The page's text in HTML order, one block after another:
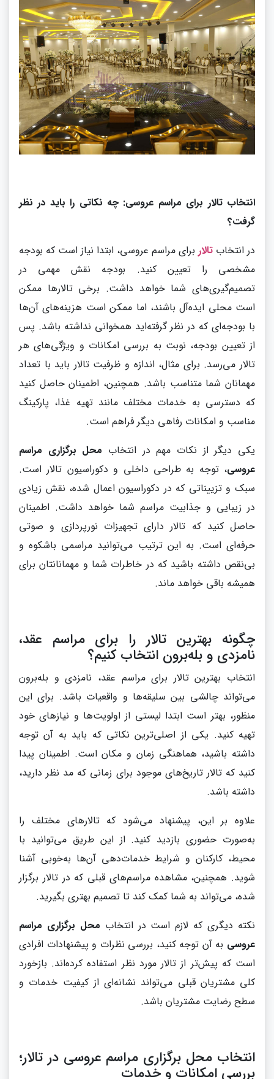
انتخاب تالار برای مراسم عروسی: چه نکاتی را باید در نظر
گرفت؟
در انتخاب تالار برای مراسم عروسی، ابتدا نیاز است که بودجه
مشخصی را تعیین کنید. بودجه نقش مهمی در
تصمیم‌گیری‌های شما خواهد داشت. برخی تالارها ممکن
است محلی ایده‌آل باشند، اما ممکن است هزینه‌های آن‌ها
با بودجه‌ای که در نظر گرفته‌اید همخوانی نداشته باشد. پس
از تعیین بودجه، نوبت به بررسی امکانات و ویژگی‌های هر
تالار می‌رسد. برای مثال، اندازه و ظرفیت تالار باید با تعداد
مهمانان شما متناسب باشد. همچنین، اطمینان حاصل کنید
که دسترسی به خدمات مختلف مانند تهیه غذا، پارکینگ
مناسب و امکانات رفاهی دیگر فراهم است.
یکی دیگر از نکات مهم در انتخاب محل برگزاری مراسم
عروسی، توجه به طراحی داخلی و دکوراسیون تالار است.
سبک و تزییناتی که در دکوراسیون اعمال شده، نقش زیادی
در زیبایی و جذابیت مراسم شما خواهد داشت. اطمینان
حاصل کنید که تالار دارای تجهیزات نورپردازی و صوتی
حرفه‌ای است. به این ترتیب می‌توانید مراسمی باشکوه و
بی‌نقص داشته باشید که در خاطرات شما و مهمانانتان برای
همیشه باقی خواهد ماند.
چگونه بهترین تالار را برای مراسم عقد،
نامزدی و بله‌برون انتخاب کنیم؟
انتخاب بهترین تالار برای مراسم عقد، نامزدی و بله‌برون
می‌تواند چالشی بین سلیقه‌ها و واقعیات باشد. برای این
منظور، بهتر است ابتدا لیستی از اولویت‌ها و نیازهای خود
تهیه کنید. یکی از اصلی‌ترین نکاتی که باید به آن توجه
داشته باشید، هماهنگی زمان و مکان است. اطمینان پیدا
کنید که تالار تاریخ‌های موجود برای زمانی که مد نظر دارید،
داشته باشد.
علاوه بر این، پیشنهاد می‌شود که تالارهای مختلف را
به‌صورت حضوری بازدید کنید. از این طریق می‌توانید با
محیط، کارکنان و شرایط خدمات‌دهی آن‌ها به‌خوبی آشنا
شوید. همچنین، مشاهده مراسم‌های قبلی که در تالار برگزار
شده، می‌تواند به شما کمک کند تا تصمیم بهتری بگیرید.
نکته دیگری که لازم است در انتخاب محل برگزاری مراسم
عروسی به آن توجه کنید، بررسی نظرات و پیشنهادات افرادی
است که پیش‌تر از تالار مورد نظر استفاده کرده‌اند. بازخورد
کلی مشتریان قبلی می‌تواند نشانه‌ای از کیفیت خدمات و
سطح رضایت مشتریان باشد.
انتخاب محل برگزاری مراسم عروسی در تالار؛
بررسی امکانات و خدمات